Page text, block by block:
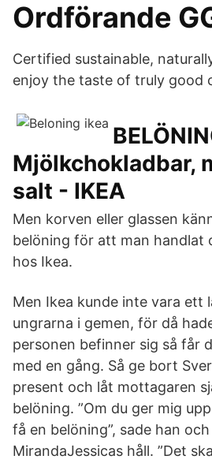
Ordförande
Certified sustainable,
enjoy the taste of truly good
Mjölkchokladbar,
salt - IKEA
Men korven eller glassen
belöning för att man handlat
hos Ikea.
Men Ikea kunde inte vara ett
ungrarna i gemen, för då
personen befinner sig så får
med en gång. Så ge bort
present och låt mottagaren
belöning. ”Om du ger mig
få en belöning”, sade han
MirandaJessicas håll. ”Det